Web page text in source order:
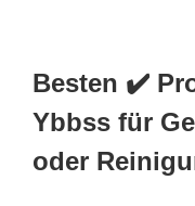
Besten ✔️
Ybbss für
oder